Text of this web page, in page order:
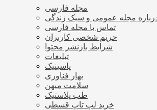
مجله فارسی
مجله عمومی و سبک زندگی
تماس با مجله فارسی
حریم شخصی کاربران
شرایط بازنشر محتوا
تبلیغات
پاسینیک
بهار فناوری
سلامت میهن
طب پلاستیک
خرید لپ تاپ قسطی